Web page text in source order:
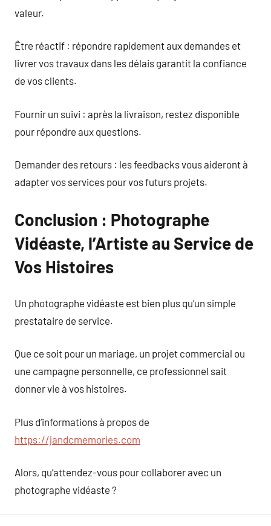
valeur.
Être réactif : répondre rapidement aux demandes et
livrer vos travaux dans les délais garantit la confiance
de vos clients.
Fournir un suivi : après la livraison, restez disponible
pour répondre aux questions.
Demander des retours : les feedbacks vous aideront à
adapter vos services pour vos futurs projets.
Conclusion : Photographe
Vidéaste, l’Artiste au Service de
Vos Histoires
Un photographe vidéaste est bien plus qu’un simple
prestataire de service.
Que ce soit pour un mariage, un projet commercial ou
une campagne personnelle, ce professionnel sait
donner vie à vos histoires.
Plus d’informations à propos de
https://jandcmemories.com
Alors, qu’attendez-vous pour collaborer avec un
photographe vidéaste ?